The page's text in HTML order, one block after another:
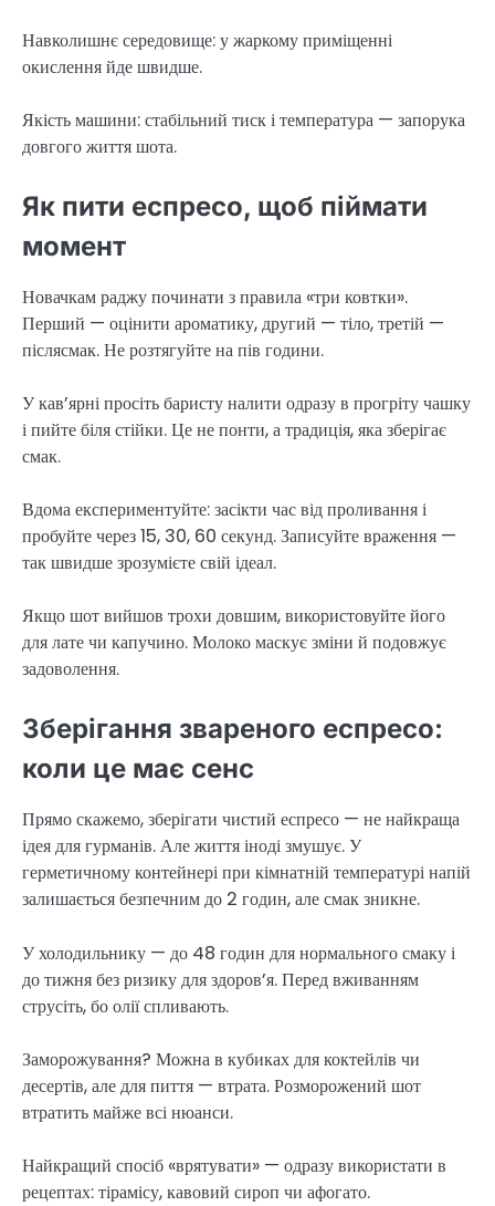
Навколишнє середовище: у жаркому приміщенні
окислення йде швидше.
Якість машини: стабільний тиск і температура — запорука
довгого життя шота.
Як пити еспресо, щоб піймати
момент
Новачкам раджу починати з правила «три ковтки».
Перший — оцінити ароматику, другий — тіло, третій —
післясмак. Не розтягуйте на пів години.
У кав’ярні просіть баристу налити одразу в прогріту чашку
і пийте біля стійки. Це не понти, а традиція, яка зберігає
смак.
Вдома експериментуйте: засікти час від проливання і
пробуйте через 15, 30, 60 секунд. Записуйте враження —
так швидше зрозумієте свій ідеал.
Якщо шот вийшов трохи довшим, використовуйте його
для лате чи капучино. Молоко маскує зміни й подовжує
задоволення.
Зберігання звареного еспресо:
коли це має сенс
Прямо скажемо, зберігати чистий еспресо — не найкраща
ідея для гурманів. Але життя іноді змушує. У
герметичному контейнері при кімнатній температурі напій
залишається безпечним до 2 годин, але смак зникне.
У холодильнику — до 48 годин для нормального смаку і
до тижня без ризику для здоров’я. Перед вживанням
струсіть, бо олії спливають.
Заморожування? Можна в кубиках для коктейлів чи
десертів, але для пиття — втрата. Розморожений шот
втратить майже всі нюанси.
Найкращий спосіб «врятувати» — одразу використати в
рецептах: тірамісу, кавовий сироп чи афогато.